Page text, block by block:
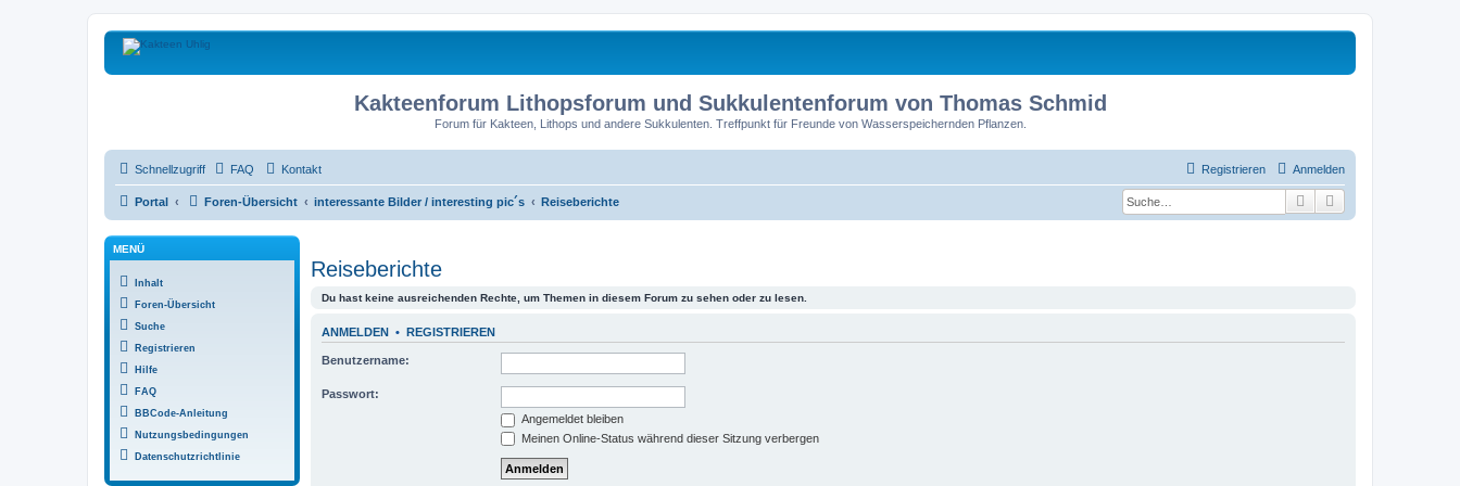
Kakteenforum Lithopsforum und Sukkulentenforum von Thomas Schmid
Forum für Kakteen, Lithops und andere Sukkulenten. Treffpunkt für Freunde von Wasserspeichernden Pflanzen.
Schnellzugriff FAQ Kontakt Anmelden
Registrieren
Portal Foren-Übersicht interessante Bilder / interesting pic´s Reiseberichte Suche
Reiseberichte
Du hast keine ausreichenden Rechte, um Themen in diesem Forum zu sehen oder zu lesen.
ANMELDEN • REGISTRIEREN
Benutzername:
Passwort:
Angemeldet bleiben
Meinen Online-Status während dieser Sitzung verbergen
MENÜ
Inhalt
Foren-Übersicht
Suche
Registrieren
Hilfe
FAQ
BBCode-Anleitung
Nutzungsbedingungen
Datenschutzrichtlinie